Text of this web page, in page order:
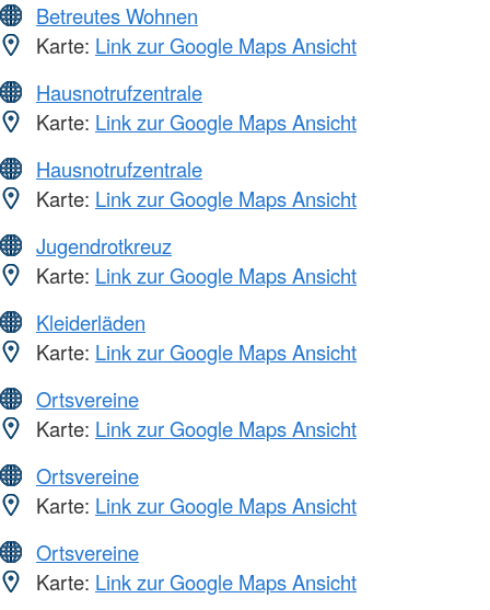
Betreutes Wohnen
Karte: Link zur Google Maps Ansicht
Hausnotrufzentrale
Karte: Link zur Google Maps Ansicht
Hausnotrufzentrale
Karte: Link zur Google Maps Ansicht
Jugendrotkreuz
Karte: Link zur Google Maps Ansicht
Kleiderläden
Karte: Link zur Google Maps Ansicht
Ortsvereine
Karte: Link zur Google Maps Ansicht
Ortsvereine
Karte: Link zur Google Maps Ansicht
Ortsvereine
Karte: Link zur Google Maps Ansicht